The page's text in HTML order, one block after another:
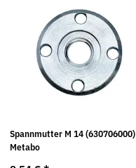
Spannmutter M 14 (630706000)
Metabo